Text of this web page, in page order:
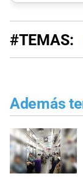
#TEMAS:
Además